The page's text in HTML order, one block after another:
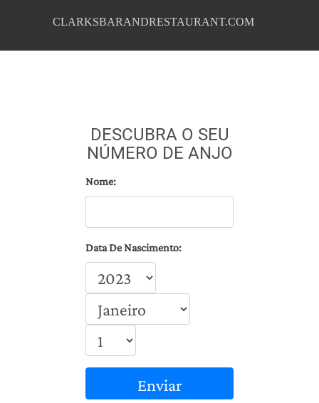
CLARKSBARANDRESTAURANT.COM
DESCUBRA O SEU
NÚMERO DE ANJO
Nome:
Data De Nascimento:
Enviar